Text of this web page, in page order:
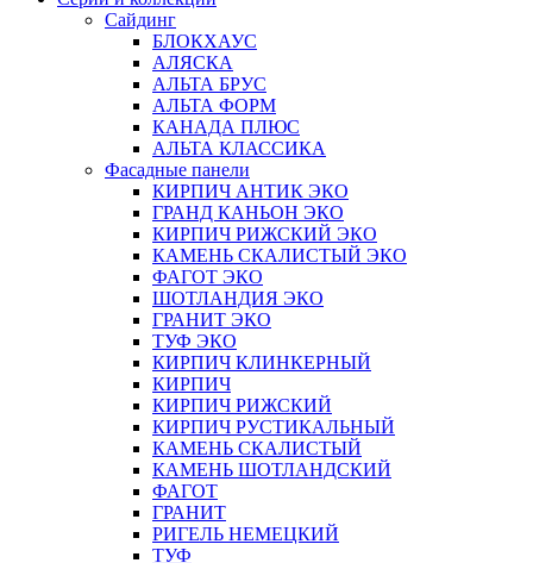
Сайдинг
БЛОКХАУС
АЛЯСКА
АЛЬТА БРУС
АЛЬТА ФОРМ
КАНАДА ПЛЮС
АЛЬТА КЛАССИКА
Фасадные панели
КИРПИЧ АНТИК ЭКО
ГРАНД КАНЬОН ЭКО
КИРПИЧ РИЖСКИЙ ЭКО
КАМЕНЬ СКАЛИСТЫЙ ЭКО
ФАГОТ ЭКО
ШОТЛАНДИЯ ЭКО
ГРАНИТ ЭКО
ТУФ ЭКО
КИРПИЧ КЛИНКЕРНЫЙ
КИРПИЧ
КИРПИЧ РИЖСКИЙ
КИРПИЧ РУСТИКАЛЬНЫЙ
КАМЕНЬ СКАЛИСТЫЙ
КАМЕНЬ ШОТЛАНДСКИЙ
ФАГОТ
ГРАНИТ
РИГЕЛЬ НЕМЕЦКИЙ
ТУФ